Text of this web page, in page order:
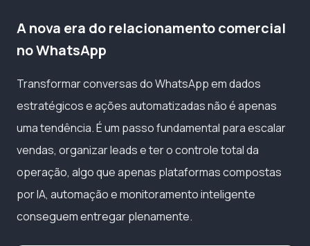
A nova era do relacionamento comercial
no WhatsApp
Transformar conversas do WhatsApp em dados
estratégicos e ações automatizadas não é apenas
uma tendência. É um passo fundamental para escalar
vendas, organizar leads e ter o controle total da
operação, algo que apenas plataformas compostas
por IA, automação e monitoramento inteligente
conseguem entregar plenamente.